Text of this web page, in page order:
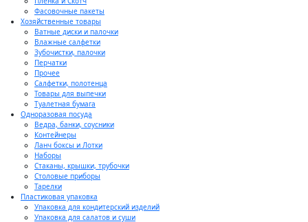
Фасовочные пакеты
Хозяйственные товары
Ватные диски и палочки
Влажные салфетки
Зубочистки, палочки
Перчатки
Прочее
Салфетки, полотенца
Товары для выпечки
Туалетная бумага
Одноразовая посуда
Ведра, банки, соусники
Контейнеры
Ланч боксы и Лотки
Наборы
Стаканы, крышки, трубочки
Столовые приборы
Тарелки
Пластиковая упаковка
Упаковка для кондитерский изделий
Упаковка для салатов и суши